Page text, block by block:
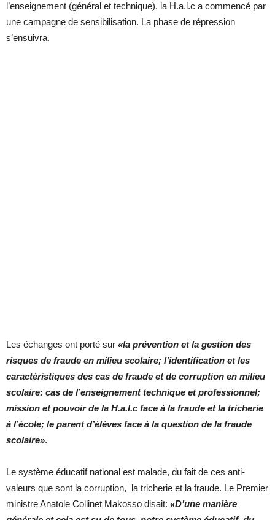
l’enseignement (général et technique), la H.a.l.c a commencé par
une campagne de sensibilisation. La phase de répression
s’ensuivra.
Les échanges ont porté sur «la prévention et la gestion des
risques de fraude en milieu scolaire; l’identification et les
caractéristiques des cas de fraude et de corruption en milieu
scolaire: cas de l’enseignement technique et professionnel;
mission et pouvoir de la H.a.l.c face à la fraude et la tricherie
à l’école; le parent d’élèves face à la question de la fraude
scolaire».
Le système éducatif national est malade, du fait de ces anti-
valeurs que sont la corruption, la tricherie et la fraude. Le Premier
ministre Anatole Collinet Makosso disait: «D’une manière